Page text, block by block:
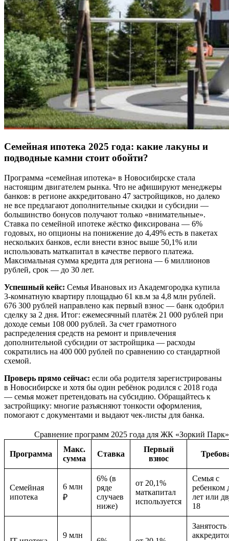
Семейная ипотека 2025 года: какие лакуны и
подводные камни стоит обойти?
Программа «семейная ипотека» в Новосибирске стала
настоящим двигателем рынка. Что не афишируют менеджеры
банков: в регионе аккредитовано 47 застройщиков, но далеко
не все предлагают дополнительные скидки и субсидии —
большинство бонусов получают только «внимательные».
Ставка по семейной ипотеке жёстко фиксирована — 6%
годовых, но опционы на понижение до 4,49% есть в пакетах
нескольких банков, если внести взнос выше 50,1% или
использовать маткапитал в качестве первого платежа.
Максимальная сумма кредита для региона — 6 миллионов
рублей, срок — до 30 лет.
Успешный кейс: Семья Ивановых из Академгородка купила
3-комнатную квартиру площадью 61 кв.м за 4,8 млн рублей.
676 300 рублей направлено как первый взнос — банк одобрил
сделку за 2 дня. Итог: ежемесячный платёж 21 000 рублей при
доходе семьи 108 000 рублей. За счет грамотного
распределения средств на ремонт и привлечения
дополнительной субсидии от застройщика — расходы
сократились на 400 000 рублей по сравнению со стандартной
схемой.
Проверь прямо сейчас: если оба родителя зарегистрированы
в Новосибирске и хотя бы один ребёнок родился с 2018 года
— семья может претендовать на субсидию. Обращайтесь к
застройщику: многие разъясняют тонкости оформления,
помогают с документами и выдают чек-листы для банка.
Сравнение программ 2025 года для ЖК «Зоркий Парк»
Программа
Макс.
сумма
Ставка
Первый
взнос
Семейная
ипотека
6 млн
₽
6% (в
ряде
случаев
ниже)
от 20,1%
маткапитал
используется
Семья с
ребенком
лет или
18
9 млн
Занятость